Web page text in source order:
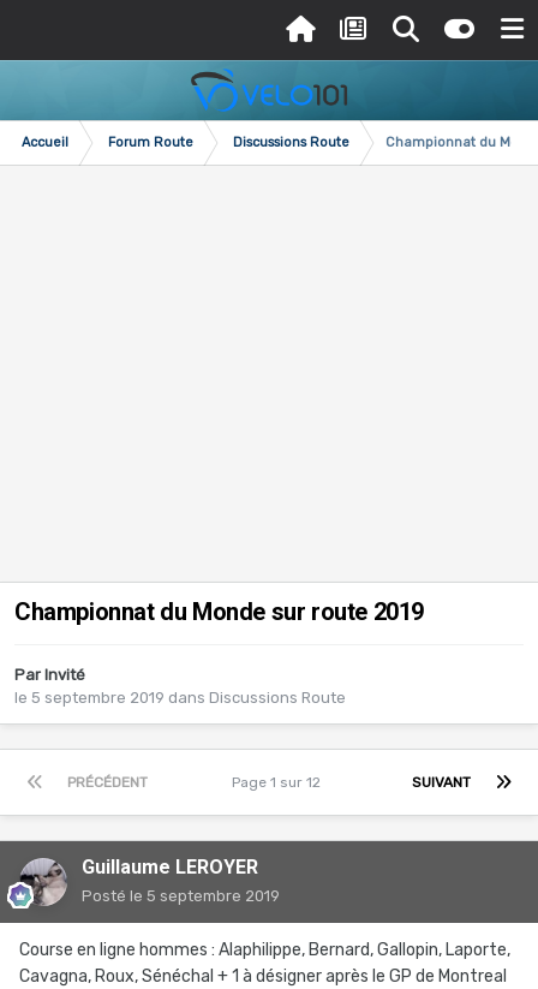
Accueil Forum Route Discussions Route Championnat du
Championnat du Monde sur route 2019
Par Invité
le 5 septembre 2019 dans Discussions Route
PRÉCÉDENT SUIVANT
Page 1 sur 12
Guillaume LEROYER
Posté le 5 septembre 2019
Course en ligne hommes : Alaphilippe, Bernard, Gallopin, Laporte,
Cavagna, Roux, Sénéchal + 1 à désigner après le GP de Montreal